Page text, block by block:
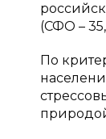
(СФО –
По